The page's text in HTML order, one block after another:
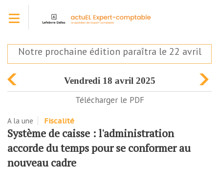
contenu
Notre prochaine édition paraîtra le 22 avril
vendredi 18 avril 2025
Télécharger le PDF
A la une Fiscalité
Système de caisse : l'administration
accorde du temps pour se conformer au
nouveau cadre